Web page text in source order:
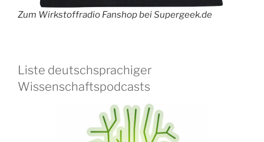
Zum Wirkstoffradio Fanshop bei Supergeek.de
Liste deutschsprachiger
Wissenschaftspodcasts